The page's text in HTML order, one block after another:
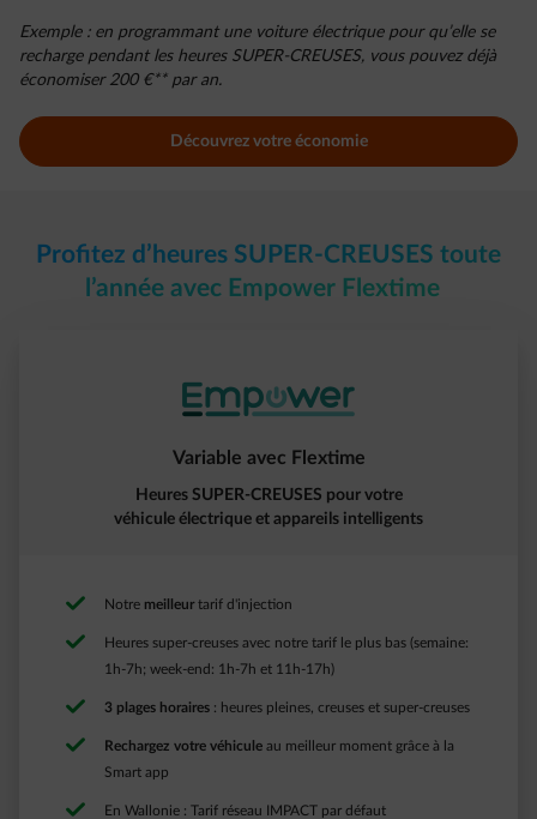
Exemple : en programmant une voiture électrique pour qu’elle se
recharge pendant les heures SUPER-CREUSES, vous pouvez déjà
économiser 200 €** par an.
Découvrez votre économie
Profitez d’heures SUPER-CREUSES toute
l’année avec Empower Flextime
Variable avec Flextime​
Heures SUPER-CREUSES pour votre
véhicule électrique et appareils intelligents
Notre meilleurtarif d'injection​
Heures super-creuses avec notre tarif le plus bas (semaine:
1h-7h; week-end: 1h-7h et 11h-17h) ​
3 plages horaires : heures pleines, creuses et super-creuses​
Rechargez votre véhicule au meilleur moment grâce à la
Smart app
En Wallonie : Tarif réseau IMPACT par défaut